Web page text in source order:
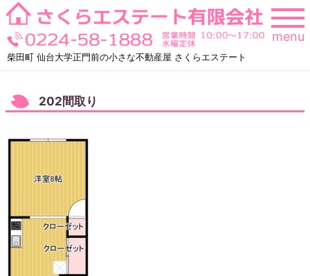
Skip
to
content
柴田町 仙台大学正門前の小さな不動産屋 さくらエステート
menu
202間取り